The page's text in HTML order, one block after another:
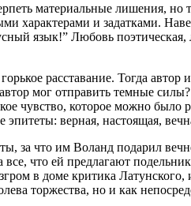
материальные лишения,
характерами и задатками.
язык!” Любовь
расставание. Тогда
мог отправить темные
чувство, которое можно
верная, настоящая,
за что им Воланд подарил
что ей предлагают
в доме критика
торжества, но и как